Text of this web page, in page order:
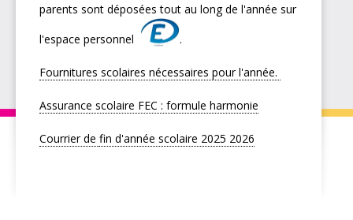
parents sont déposées tout au long de l'année sur
l'espace personnel .
Fournitures scolaires nécessaires pour l'année.
Assurance scolaire FEC : formule harmonie
Courrier de fin d'année scolaire 2025 2026